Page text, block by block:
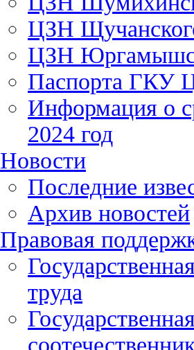
ЦЗН
ЦЗН
Паспорта ГКУ
Информация о
2024 год
Новости
Последние
Архив новостей
Правовая
труда